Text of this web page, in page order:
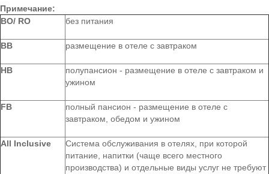
Примечание:
ВО/ RO
без питания
BB размещение в отеле с завтраком
HB
полупансион - размещение в отеле с завтраком и
ужином
FB
полный пансион - размещение в отеле с
завтраком, обедом и ужином
All Inclusive
Система обслуживания в отелях, при которой
питание, напитки (чаще всего местного
производства) и отдельные виды услуг не требуют